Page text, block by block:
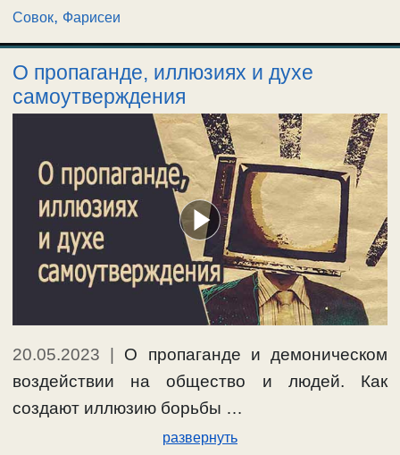
Совок, Фарисеи
О пропаганде, иллюзиях и духе
самоутверждения
20.05.2023
О пропаганде и демоническом
воздействии на общество и людей. Как
создают иллюзию борьбы …
развернуть